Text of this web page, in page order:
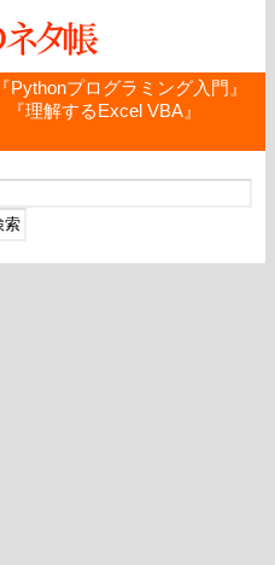
『Pythonプログラミング入門』
『理解するExcel VBA』